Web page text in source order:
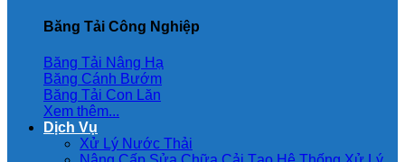
Băng Tải Công Nghiệp
Băng Tải Nâng Hạ
Băng Cánh Bướm
Băng Tải Con Lăn
Xem thêm...
Dịch Vụ
Xử Lý Nước Thải